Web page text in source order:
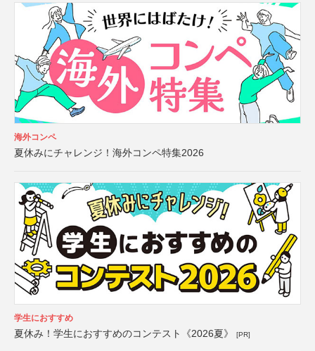
海外コンペ
夏休みにチャレンジ！海外コンペ特集2026
学生におすすめ
夏休み！学生におすすめのコンテスト《2026夏》 [PR]